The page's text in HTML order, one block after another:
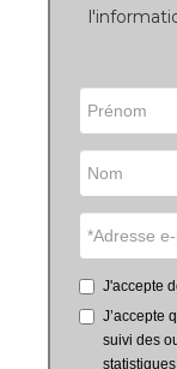
J'accepte
J’accepte
suivi des
statistiques